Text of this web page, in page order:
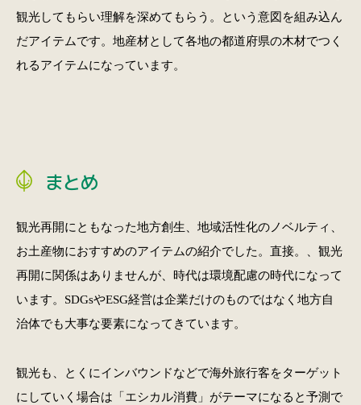
観光してもらい理解を深めてもらう。という意図を組み込ん
だアイテムです。地産材として各地の都道府県の木材でつく
れるアイテムになっています。
まとめ
観光再開にともなった地方創生、地域活性化のノベルティ、
お土産物におすすめのアイテムの紹介でした。直接。、観光
再開に関係はありませんが、時代は環境配慮の時代になって
います。SDGsやESG経営は企業だけのものではなく地方自
治体でも大事な要素になってきています。
観光も、とくにインバウンドなどで海外旅行客をターゲット
にしていく場合は「エシカル消費」がテーマになると予測で